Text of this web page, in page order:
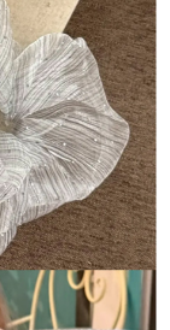
要取消訂單，請聯絡
需透過AFTEE先享
示為準，若有關於
「AFTEE先享後付
home
後付」服務完成之交
相關給付款項請求債
同意方可使用
本公司不負相關責